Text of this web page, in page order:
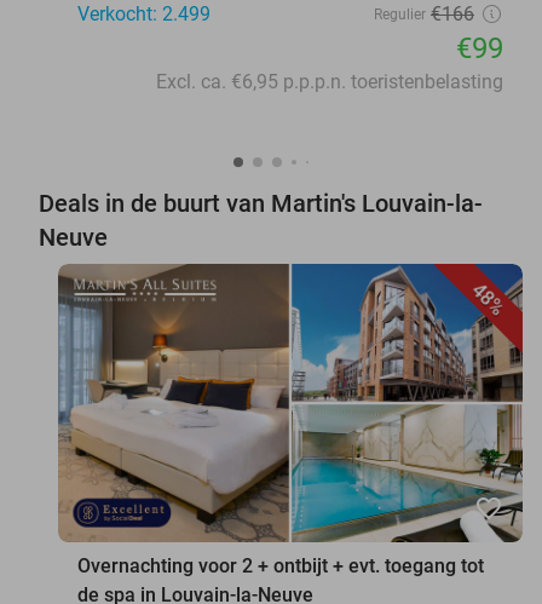
Verkocht: 2.499
Regulier €166
€99
Excl. ca. €6,95 p.p.p.n. toeristenbelasting
Deals in de buurt van Martin's Louvain-la-
Neuve
48%
favorite_border
Overnachting voor 2 + ontbijt + evt. toegang tot
de spa in Louvain-la-Neuve